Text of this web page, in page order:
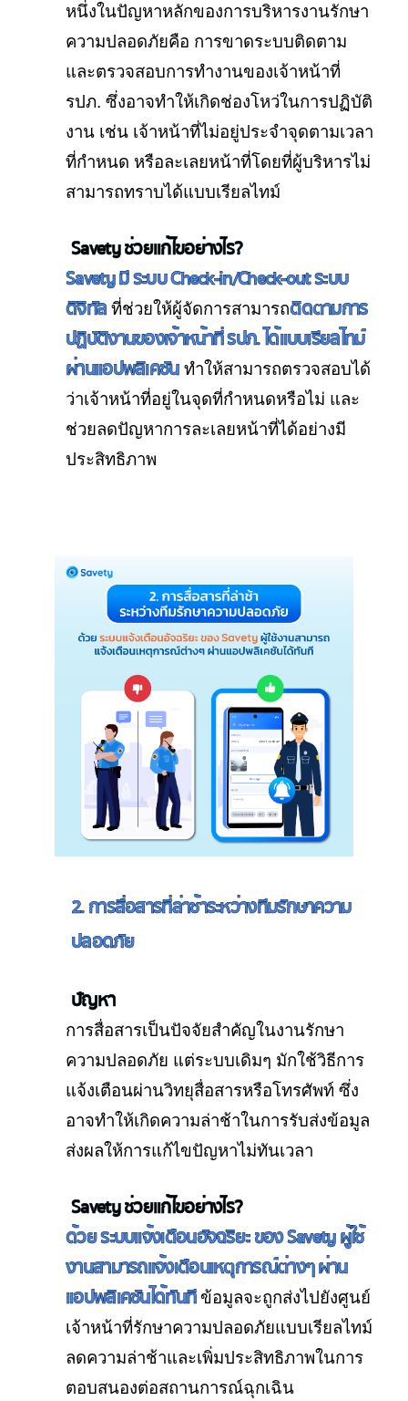
หนึ่งในปัญหาหลักของการบริหารงานรักษา
ความปลอดภัยคือ การขาดระบบติดตาม
และตรวจสอบการทำงานของเจ้าหน้าที่
รปภ. ซึ่งอาจทำให้เกิดช่องโหว่ในการปฏิบัติ
งาน เช่น เจ้าหน้าที่ไม่อยู่ประจำจุดตามเวลา
ที่กำหนด หรือละเลยหน้าที่โดยที่ผู้บริหารไม่
สามารถทราบได้แบบเรียลไทม์
Savety ช่วยแก้ไขอย่างไร?
Savety มี ระบบ Check-in/Check-out ระบบ
ดิจิทัล ที่ช่วยให้ผู้จัดการสามารถติดตามการ
ปฏิบัติงานของเจ้าหน้าที่ รปภ. ได้แบบเรียลไทม์
ผ่านแอปพลิเคชัน ทำให้สามารถตรวจสอบได้
ว่าเจ้าหน้าที่อยู่ในจุดที่กำหนดหรือไม่ และ
ช่วยลดปัญหาการละเลยหน้าที่ได้อย่างมี
ประสิทธิภาพ
2. การสื่อสารที่ล่าช้าระหว่างทีมรักษาความ
ปลอดภัย
ปัญหา
การสื่อสารเป็นปัจจัยสำคัญในงานรักษา
ความปลอดภัย แต่ระบบเดิมๆ มักใช้วิธีการ
แจ้งเตือนผ่านวิทยุสื่อสารหรือโทรศัพท์ ซึ่ง
อาจทำให้เกิดความล่าช้าในการรับส่งข้อมูล
ส่งผลให้การแก้ไขปัญหาไม่ทันเวลา
Savety ช่วยแก้ไขอย่างไร?
ด้วย ระบบแจ้งเตือนอัจฉริยะ ของ Savety ผู้ใช้
งานสามารถแจ้งเตือนเหตุการณ์ต่างๆ ผ่าน
แอปพลิเคชันได้ทันทีข้อมูลจะถูกส่งไปยังศูนย์
เจ้าหน้าที่รักษาความปลอดภัยแบบเรียลไทม์
ลดความล่าช้าและเพิ่มประสิทธิภาพในการ
ตอบสนองต่อสถานการณ์ฉุกเฉิน